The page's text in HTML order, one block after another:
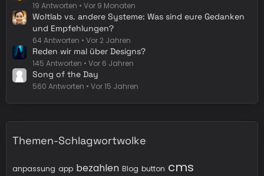
19 Antworten Vor 9 Monaten
Woltlab vs. andere Systeme: Was sind eure Gedanken
und Empfehlungen?
64 Antworten Vor 2 Jahren
Reden wir mal über Designs?
145 Antworten Vor 6 Jahren
Song of the Day
560 Antworten Vor 15 Jahren
Themen-Schlagwortwolke
anpassung app bezahlen Blog button cms